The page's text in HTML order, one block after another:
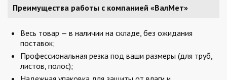
Преимущества работы с компанией «ВалМет»
Весь товар — в наличии на складе, без ожидания
поставок;
Профессиональная резка под ваши размеры (для труб,
листов, полос);